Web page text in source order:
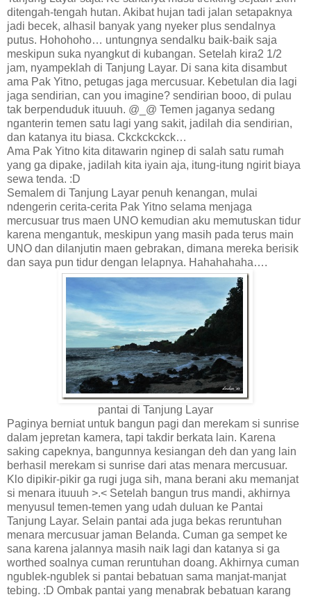
ditengah-tengah hutan. Akibat hujan tadi jalan setapaknya
jadi becek, alhasil banyak yang nyeker plus sendalnya
putus. Hohohoho… untungnya sendalku baik-baik saja
meskipun suka nyangkut di kubangan. Setelah kira2 1/2
jam, nyampeklah di Tanjung Layar. Di sana kita disambut
ama Pak Yitno, petugas jaga mercusuar. Kebetulan dia lagi
jaga sendirian, can you imagine? sendirian booo, di pulau
tak berpenduduk ituuuh. @_@ Temen jaganya sedang
nganterin temen satu lagi yang sakit, jadilah dia sendirian,
dan katanya itu biasa. Ckckckckck…
Ama Pak Yitno kita ditawarin nginep di salah satu rumah
yang ga dipake, jadilah kita iyain aja, itung-itung ngirit biaya
sewa tenda. :D
Semalem di Tanjung Layar penuh kenangan, mulai
ndengerin cerita-cerita Pak Yitno selama menjaga
mercusuar trus maen UNO kemudian aku memutuskan tidur
karena mengantuk, meskipun yang masih pada terus main
UNO dan dilanjutin maen gebrakan, dimana mereka berisik
dan saya pun tidur dengan lelapnya. Hahahahaha….
pantai di Tanjung Layar
Paginya berniat untuk bangun pagi dan merekam si sunrise
dalam jepretan kamera, tapi takdir berkata lain. Karena
saking capeknya, bangunnya kesiangan deh dan yang lain
berhasil merekam si sunrise dari atas menara mercusuar.
Klo dipikir-pikir ga rugi juga sih, mana berani aku memanjat
si menara ituuuh >.< Setelah bangun trus mandi, akhirnya
menyusul temen-temen yang udah duluan ke Pantai
Tanjung Layar. Selain pantai ada juga bekas reruntuhan
menara mercusuar jaman Belanda. Cuman ga sempet ke
sana karena jalannya masih naik lagi dan katanya si ga
worthed soalnya cuman reruntuhan doang. Akhirnya cuman
ngublek-ngublek si pantai bebatuan sama manjat-manjat
tebing. :D Ombak pantai yang menabrak bebatuan karang